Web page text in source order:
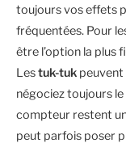
toujours vos effets
fréquentées. Pour
être l’option la plus
Lestuk-tuk peuvent
négociez toujours
compteur restent
peut parfois poser